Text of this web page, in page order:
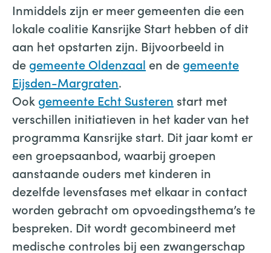
Inmiddels zijn er meer gemeenten die een
lokale coalitie Kansrijke Start hebben of dit
aan het opstarten zijn. Bijvoorbeeld in
de gemeente Oldenzaal en de gemeente
Eijsden-Margraten.
Ook gemeente Echt Susteren start met
verschillen initiatieven in het kader van het
programma Kansrijke start. Dit jaar komt er
een groepsaanbod, waarbij groepen
aanstaande ouders met kinderen in
dezelfde levensfases met elkaar in contact
worden gebracht om opvoedingsthema’s te
bespreken. Dit wordt gecombineerd met
medische controles bij een zwangerschap